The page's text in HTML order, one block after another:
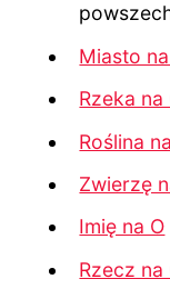
Miasto
Rzeka na
Roślina
Zwierzę
Imię na O
Rzecz na